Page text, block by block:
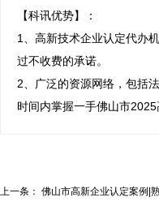
【科讯优势】：
1、高新技术企业认定代办
过不收费的承诺。
2、广泛的资源网络，包括
时间内掌握一手佛山市
上一条： 佛山市高新企业认定案例|